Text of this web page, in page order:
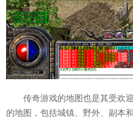
传奇游戏的地图也是其受欢
的地图，包括城镇、野外、副本